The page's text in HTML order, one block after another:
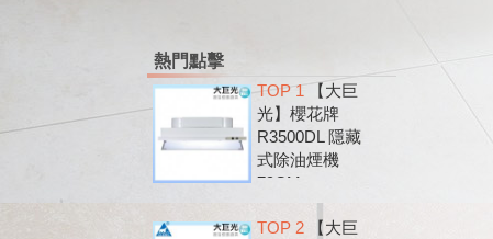
熱門點擊
TOP 1 【大巨
光】櫻花牌
R3500DL 隱藏
式除油煙機
79CM
TOP 2【大巨